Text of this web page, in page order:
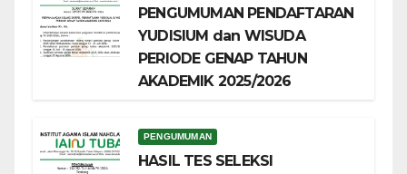
PENGUMUMAN PENDAFTARAN
YUDISIUM dan WISUDA
PERIODE GENAP TAHUN
AKADEMIK 2025/2026
PENGUMUMAN
HASIL TES SELEKSI